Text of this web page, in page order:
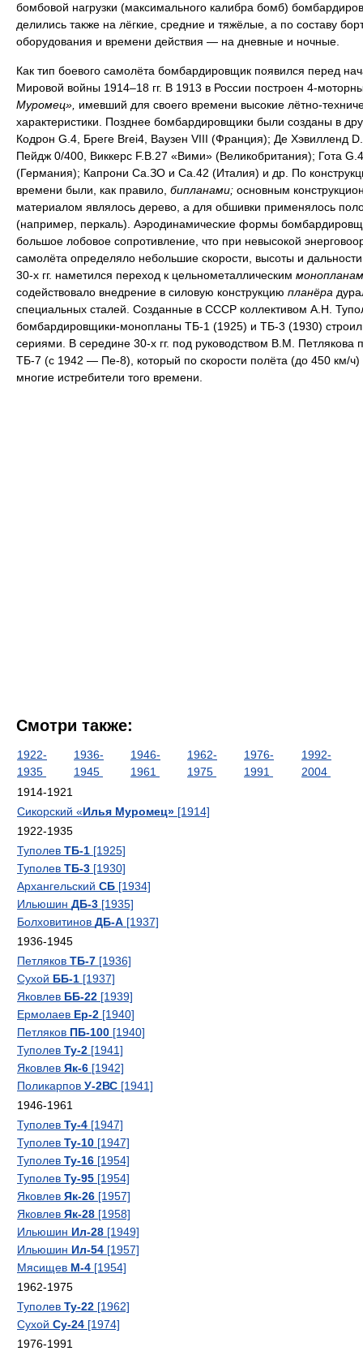
бомбовой нагрузки (максимального калибра бомб)
делились также на лёгкие, средние и тяжёлые, а по составу
оборудования и времени действия — на дневные и ночные.
Как тип боевого самолёта бомбардировщик появился перед
Мировой войны 1914–18 гг. В 1913 в России построен 4-
Муромец», имевший для своего времени высокие лётно-
характеристики. Позднее бомбардировщики были созданы в
Кодрон G.4, Бреге Brei4, Ваузен VIII (Франция); Де Хэвилленд
Пейдж 0/400, Виккерс F.B.27 «Вими» (Великобритания); Гота
(Германия); Капрони Са.ЗО и Са.42 (Италия) и др. По
времени были, как правило, бипланами; основным
материалом являлось дерево, а для обшивки применялось
(например, перкаль). Аэродинамические формы
большое лобовое сопротивление, что при невысокой
самолёта определяло небольшие скорости, высоты и
30-х гг. наметился переход к цельнометаллическим
содействовало внедрение в силовую конструкцию планёра
специальных сталей. Созданные в СССР коллективом А.Н.
бомбардировщики-монопланы ТБ-1 (1925) и ТБ-3 (1930)
сериями. В середине 30-х гг. под руководством В.М. Петлякова
ТБ-7 (с 1942 — Пе-8), который по скорости полёта (до 450 км/ч)
многие истребители того времени.
Смотри также:
1922-
1935
1936-
1945
1946-
1961
1962-
1975
1976-
1991
1992-
2004
1914-1921
Сикорский «Илья Муромец» [1914]
1922-1935
Туполев ТБ-1 [1925]
Туполев ТБ-3 [1930]
Архангельский СБ [1934]
Ильюшин ДБ-3 [1935]
Болховитинов ДБ-А [1937]
1936-1945
Петляков ТБ-7 [1936]
Сухой ББ-1 [1937]
Яковлев ББ-22 [1939]
Ермолаев Ер-2 [1940]
Петляков ПБ-100 [1940]
Туполев Ту-2 [1941]
Яковлев Як-6 [1942]
Поликарпов У-2ВС [1941]
1946-1961
Туполев Ту-4 [1947]
Туполев Ту-10 [1947]
Туполев Ту-16 [1954]
Туполев Ту-95 [1954]
Яковлев Як-26 [1957]
Яковлев Як-28 [1958]
Ильюшин Ил-28 [1949]
Ильюшин Ил-54 [1957]
Мясищев М-4 [1954]
1962-1975
Туполев Ту-22 [1962]
Сухой Су-24 [1974]
1976-1991